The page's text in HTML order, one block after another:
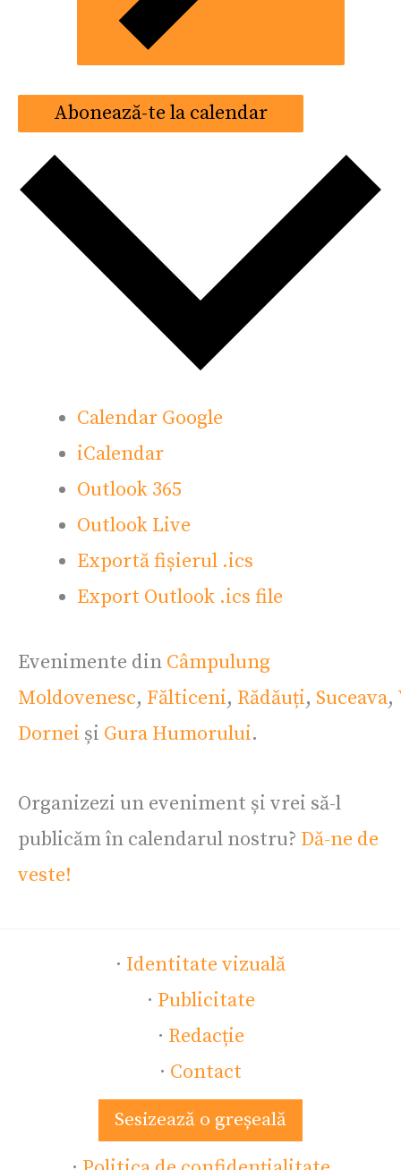
Abonează-te la calendar
Calendar Google
iCalendar
Outlook 365
Outlook Live
Exportă fișierul .ics
Export Outlook .ics file
Evenimente din Câmpulung
Moldovenesc, Fălticeni, Rădăuți, Suceava,
Dornei și Gura Humorului.
Organizezi un eveniment și vrei să-l
publicăm în calendarul nostru? Dă-ne de
veste!
· Identitate vizuală
· Publicitate
· Redacție
· Contact
Sesizează o greșeală